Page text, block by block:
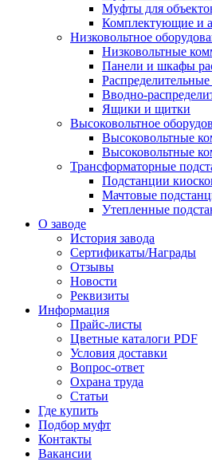
Муфты для
Комплектующие и
Низковольтное
Низковольтные
Панели и шкафы
Вводно-
Ящики и щитки
Высоковольтное
Высоковольтные
Высоковольтные
Трансформаторные
Подстанции
Мачтовые
Утепленные
О заводе
История завода
Сертификаты/Награды
Отзывы
Новости
Реквизиты
Информация
Прайс-листы
Цветные каталоги PDF
Условия доставки
Вопрос-ответ
Охрана труда
Статьи
Где купить
Подбор муфт
Контакты
Вакансии